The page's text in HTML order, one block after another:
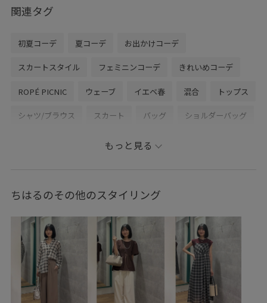
関連タグ
初夏コーデ 夏コーデ お出かけコーデ
スカートスタイル フェミニンコーデ きれいめコーデ
ROPÉ PICNIC ウェーブ イエベ春 混合 トップス
シャツ/ブラウス スカート バッグ ショルダーバッグ
アクセサリー
GIZ16020 26mother'sday 26SSRPgoods
2WAYで使える Iラインシルエット RP26SS
RP26SS_goods RP体型カバー Tシャツ UVカット
Wbottoms_pickup きちんと感 きれいめ
もっと見る
ちはるのその他のスタイリング